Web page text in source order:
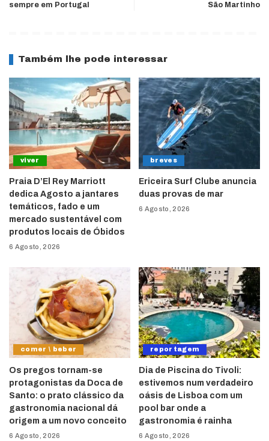
sempre em Portugal
São Martinho
Também lhe pode interessar
viver
Praia D’El Rey Marriott
dedica Agosto a jantares
temáticos, fado e um
mercado sustentável com
produtos locais de Óbidos
6 Agosto, 2026
breves
Ericeira Surf Clube anuncia
duas provas de mar
6 Agosto, 2026
comer \ beber
Os pregos tornam-se
protagonistas da Doca de
Santo: o prato clássico da
gastronomia nacional dá
origem a um novo conceito
6 Agosto, 2026
reportagem
Dia de Piscina do Tivoli:
estivemos num verdadeiro
oásis de Lisboa com um
pool bar onde a
gastronomia é rainha
6 Agosto, 2026